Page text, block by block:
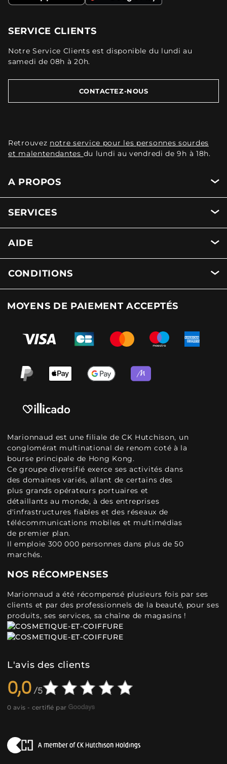
SERVICE CLIENTS
Notre Service Clients est disponible du lundi au
samedi de 08h à 20h.
CONTACTEZ-NOUS
Retrouvez notre service pour les personnes sourdes
et malentendantes du lundi au vendredi de 9h à 18h.
A PROPOS
SERVICES
AIDE
CONDITIONS
MOYENS DE PAIEMENT ACCEPTÉS
Marionnaud est une filiale de CK Hutchison, un
conglomérat multinational de renom coté à la
bourse principale de Hong Kong.
Ce groupe diversifié exerce ses activités dans
des domaines variés, allant de certains des
plus grands opérateurs portuaires et
détaillants au monde, à des entreprises
d'infrastructures fiables et des réseaux de
télécommunications mobiles et multimédias
de premier plan.
Il emploie 300 000 personnes dans plus de 50
marchés.
NOS RÉCOMPENSES
Marionnaud a été récompensé plusieurs fois par ses
clients et par des professionnels de la beauté, pour ses
produits, ses services, sa chaîne de magasins !
L'avis des clients
0,0
0 avis - certifié par